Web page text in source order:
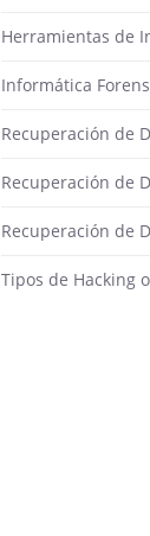
Herramientas de
Informática
Recuperación de
Recuperación de
Recuperación de
Tipos de Hacking